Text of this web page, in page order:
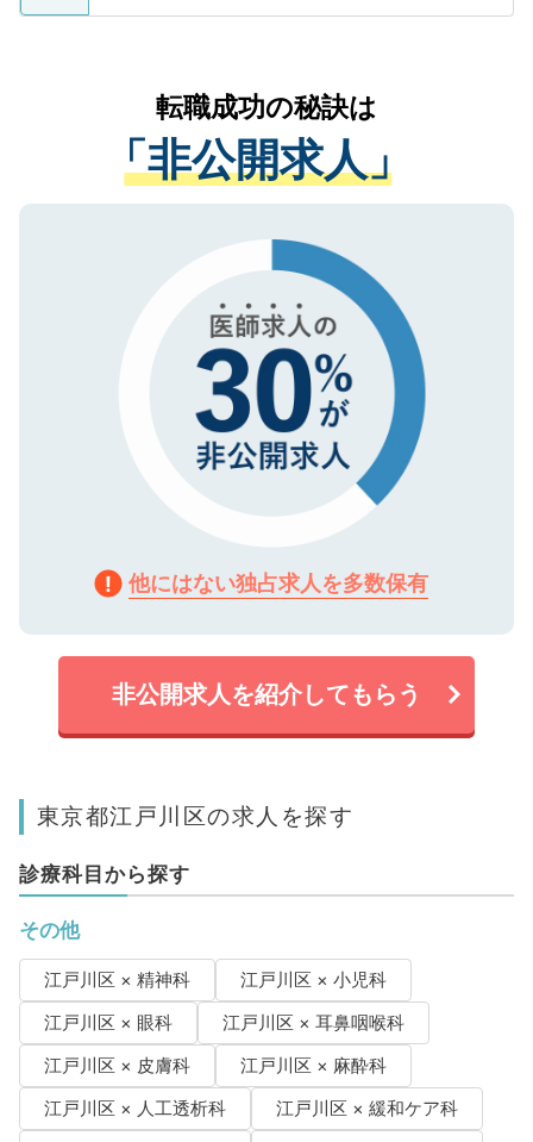
ているすべての個人データはご本人の許可
は、個人情報の取り扱いについての厳密な
管理基準を満たした事業者のみに付与され
る、プライバシーマークを取得済みです。
ご登録いただいた個人情報は、SSL（デー
で、機密保持に関してもご安心ください。
かがいして、現在の医療機関の状況や紹介
経験をまじえながら、適切なアドバイスを
させていただきます。すぐにご転職をされ
ない方には、長期的なサポートが可能です
ので、まずはご登録ください。
転職成功の秘訣は
「非公開求人」
他にはない独占求人を多数保有
非公開求人を紹介してもらう
東京都江戸川区の求人を探す
診療科目から探す
その他
江戸川区 × 精神科
江戸川区 × 小児科
江戸川区 × 眼科
江戸川区 × 耳鼻咽喉科
江戸川区 × 皮膚科
江戸川区 × 麻酔科
江戸川区 × 人工透析科
江戸川区 × 緩和ケア科